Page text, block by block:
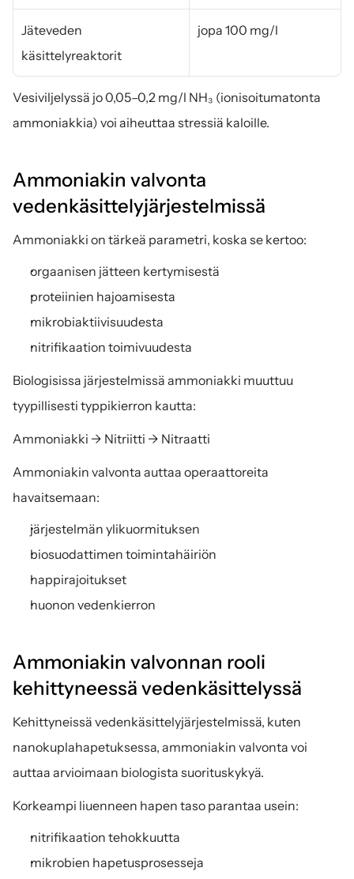
Jäteveden
käsittelyreaktorit
jopa 100 mg/l
Vesiviljelyssä jo 0,05–0,2 mg/l NH₃ (ionisoitumatonta
ammoniakkia) voi aiheuttaa stressiä kaloille.
Ammoniakin valvonta
vedenkäsittelyjärjestelmissä
Ammoniakki on tärkeä parametri, koska se kertoo:
orgaanisen jätteen kertymisestä
proteiinien hajoamisesta
mikrobiaktiivisuudesta
nitrifikaation toimivuudesta
Biologisissa järjestelmissä ammoniakki muuttuu
tyypillisesti typpikierron kautta:
Ammoniakki → Nitriitti → Nitraatti
Ammoniakin valvonta auttaa operaattoreita
havaitsemaan:
järjestelmän ylikuormituksen
biosuodattimen toimintahäiriön
happirajoitukset
huonon vedenkierron
Ammoniakin valvonnan rooli
kehittyneessä vedenkäsittelyssä
Kehittyneissä vedenkäsittelyjärjestelmissä, kuten
nanokuplahapetuksessa, ammoniakin valvonta voi
auttaa arvioimaan biologista suorituskykyä.
Korkeampi liuenneen hapen taso parantaa usein:
nitrifikaation tehokkuutta
mikrobien hapetusprosesseja